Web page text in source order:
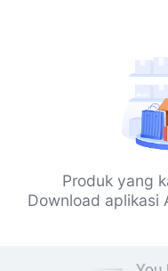
Produk yang
Download aplikasi